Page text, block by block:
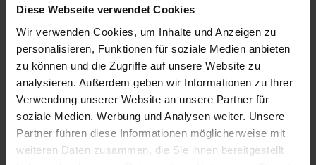
Diese Webseite verwendet Cookies
Wir verwenden Cookies, um Inhalte und Anzeigen zu
personalisieren, Funktionen für soziale Medien anbieten
zu können und die Zugriffe auf unsere Website zu
analysieren. Außerdem geben wir Informationen zu Ihrer
Verwendung unserer Website an unsere Partner für
soziale Medien, Werbung und Analysen weiter. Unsere
Partner führen diese Informationen möglicherweise mit
weiteren Daten zusammen, die Sie ihnen bereitgestellt